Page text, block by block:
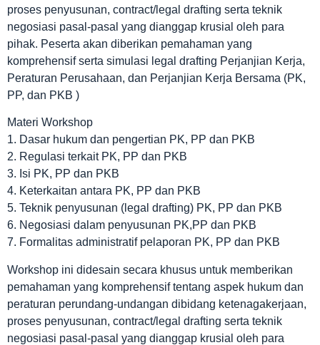
proses penyusunan, contract/legal drafting serta teknik
negosiasi pasal-pasal yang dianggap krusial oleh para
pihak. Peserta akan diberikan pemahaman yang
komprehensif serta simulasi legal drafting Perjanjian Kerja,
Peraturan Perusahaan, dan Perjanjian Kerja Bersama (PK,
PP, dan PKB )
Materi Workshop
1. Dasar hukum dan pengertian PK, PP dan PKB
2. Regulasi terkait PK, PP dan PKB
3. Isi PK, PP dan PKB
4. Keterkaitan antara PK, PP dan PKB
5. Teknik penyusunan (legal drafting) PK, PP dan PKB
6. Negosiasi dalam penyusunan PK,PP dan PKB
7. Formalitas administratif pelaporan PK, PP dan PKB
Workshop ini didesain secara khusus untuk memberikan
pemahaman yang komprehensif tentang aspek hukum dan
peraturan perundang-undangan dibidang ketenagakerjaan,
proses penyusunan, contract/legal drafting serta teknik
negosiasi pasal-pasal yang dianggap krusial oleh para